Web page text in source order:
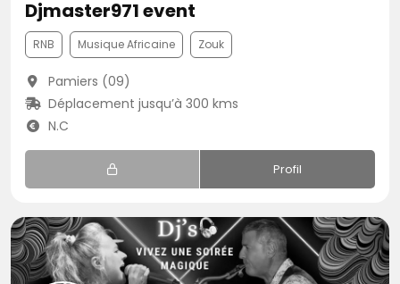
Djmaster971 event
RNB Musique Africaine Zouk
Pamiers (09)
Déplacement jusqu’à 300 kms
N.C
Profil